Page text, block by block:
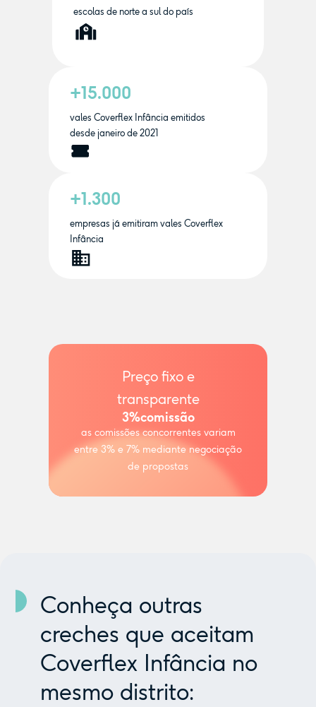
escolas de norte a sul do país
+15.000
vales Coverflex Infância emitidos
desde janeiro de 2021
+1.300
empresas já emitiram vales Coverflex
Infância
Preço fixo e
transparente
3%comissão
as comissões concorrentes variam
entre 3% e 7% mediante negociação
de propostas
Conheça outras
creches que aceitam
Coverflex Infância no
mesmo distrito: